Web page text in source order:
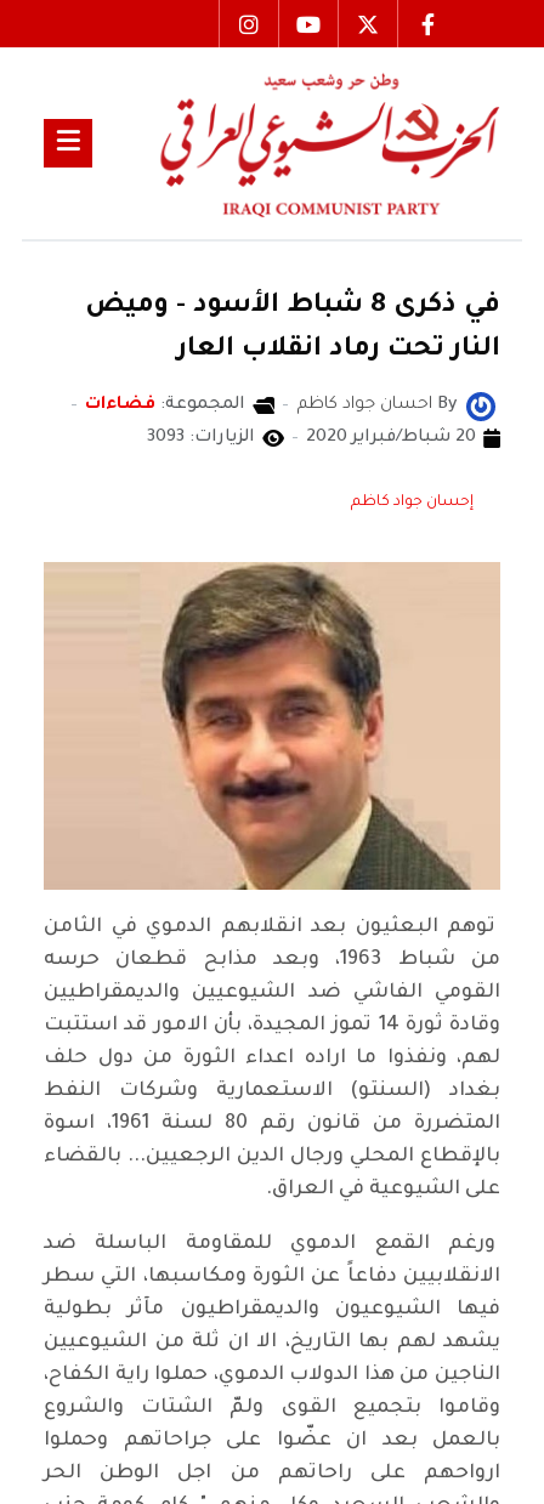
في ذكرى 8 شباط الأسود - وميض
النار تحت رماد انقلاب العار
By احسان جواد كاظم المجموعة: فضاءات
20 شباط/فبراير 2020
الزيارات: 3093
إحسان جواد كاظم
توهم البعثيون بعد انقلابهم الدموي في الثامن
من شباط 1963، وبعد مذابح قطعان حرسه
القومي الفاشي ضد الشيوعيين والديمقراطيين
وقادة ثورة 14 تموز المجيدة، بأن الامور قد استتبت
لهم، ونفذوا ما اراده اعداء الثورة من دول حلف
بغداد (السنتو) الاستعمارية وشركات النفط
المتضررة من قانون رقم 80 لسنة 1961، اسوة
بالإقطاع المحلي ورجال الدين الرجعيين... بالقضاء
على الشيوعية في العراق.
ورغم القمع الدموي للمقاومة الباسلة ضد
الانقلابيين دفاعاً عن الثورة ومكاسبها، التي سطر
فيها الشيوعيون والديمقراطيون مآثر بطولية
يشهد لهم بها التاريخ، الا ان ثلة من الشيوعيين
الناجين من هذا الدولاب الدموي، حملوا راية الكفاح،
وقاموا بتجميع القوى ولمّ الشتات والشروع
بالعمل بعد ان عضّوا على جراحاتهم وحملوا
ارواحهم على راحاتهم من اجل الوطن الحر